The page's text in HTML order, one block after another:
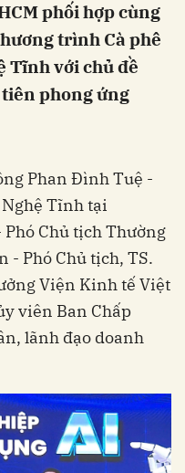
phối hợp cùng
trình Cà phê
Tĩnh với chủ đề
phong ứng
Phan Đình Tuệ -
Tĩnh tại
Phó Chủ tịch Thường
- Phó Chủ tịch, TS.
Viện Kinh tế Việt
viên Ban Chấp
lãnh đạo doanh